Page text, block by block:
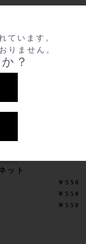
ています。
りません。
？
ット
￥550
￥550
￥550